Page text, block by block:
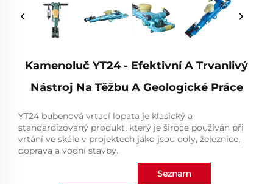
Kamenoluč YT24 - Efektivní A Trvanlivý
Nástroj Na Těžbu A Geologické Práce
YT24 bubenová vrtací lopata je klasický a
standardizovaný produkt, který je široce používán při
vrtání ve skále v projektech jako jsou doly, železnice,
doprava a vodní stavby.
Seznam